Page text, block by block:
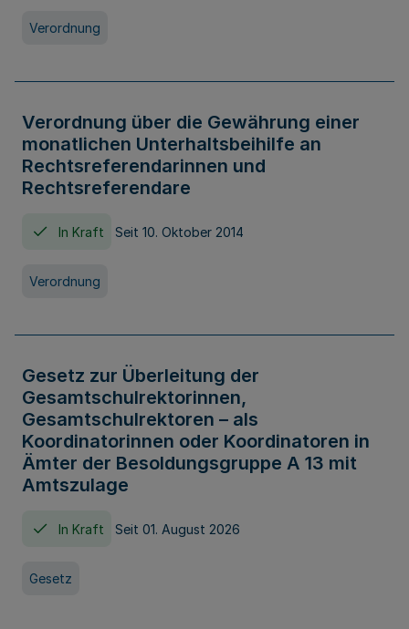
Verordnung
Verordnung über die Gewährung einer
monatlichen Unterhaltsbeihilfe an
Rechtsreferendarinnen und
Rechtsreferendare
In Kraft Seit 10. Oktober 2014
Verordnung
Gesetz zur Überleitung der
Gesamtschulrektorinnen,
Gesamtschulrektoren – als
Koordinatorinnen oder Koordinatoren in
Ämter der Besoldungsgruppe A 13 mit
Amtszulage
In Kraft Seit 01. August 2026
Gesetz